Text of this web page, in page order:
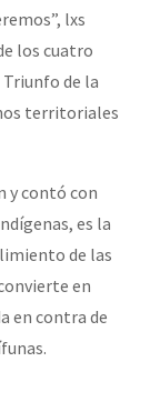
lxs
los cuatro
Triunfo de la
territoriales
y contó con
es la
de las
en
en contra de